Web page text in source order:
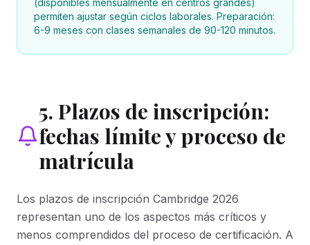
(disponibles mensualmente en centros grandes)
permiten ajustar según ciclos laborales. Preparación:
6-9 meses con clases semanales de 90-120 minutos.
5. Plazos de inscripción:
fechas límite y proceso de
matrícula
Los plazos de inscripción Cambridge 2026
representan uno de los aspectos más críticos y
menos comprendidos del proceso de certificación. A